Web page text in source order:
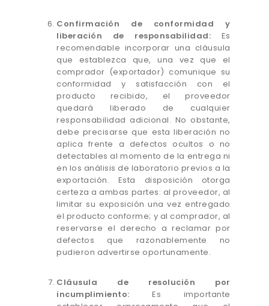
Confirmación de conformidad y
liberación de responsabilidad: Es
recomendable incorporar una cláusula
que establezca que, una vez que el
comprador (exportador) comunique su
conformidad y satisfacción con el
producto recibido, el proveedor
quedará liberado de cualquier
responsabilidad adicional. No obstante,
debe precisarse que esta liberación no
aplica frente a defectos ocultos o no
detectables al momento de la entrega ni
en los análisis de laboratorio previos a la
exportación. Esta disposición otorga
certeza a ambas partes: al proveedor, al
limitar su exposición una vez entregado
el producto conforme; y al comprador, al
reservarse el derecho a reclamar por
defectos que razonablemente no
pudieron advertirse oportunamente.
Cláusula de resolución por
incumplimiento:Es importante